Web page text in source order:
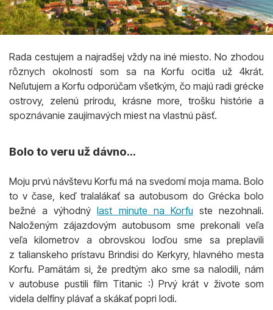
Rada cestujem a najradšej vždy na iné miesto. No zhodou
rôznych okolností som sa na Korfu ocitla už 4krát.
Neľutujem a Korfu odporúčam všetkým, čo majú radi grécke
ostrovy, zelenú prírodu, krásne more, trošku histórie a
spoznávanie zaujímavých miest na vlastnú päsť.
Bolo to veru už dávno...
Moju prvú návštevu Korfu má na svedomí moja mama. Bolo
to v čase, keď tralalákať sa autobusom do Grécka bolo
bežné a výhodnýlast minute na Korfu ste nezohnali.
Naloženým zájazdovým autobusom sme prekonali veľa
veľa kilometrov a obrovskou loďou sme sa preplavili
z talianskeho prístavu Brindisi do Kerkyry, hlavného mesta
Korfu. Pamätám si, že predtým ako sme sa nalodili, nám
v autobuse pustili film Titanic :) Prvý krát v živote som
videla delfíny plávať a skákať popri lodi.